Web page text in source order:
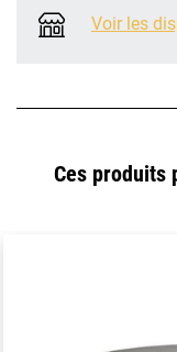
Voir les
Ces produits